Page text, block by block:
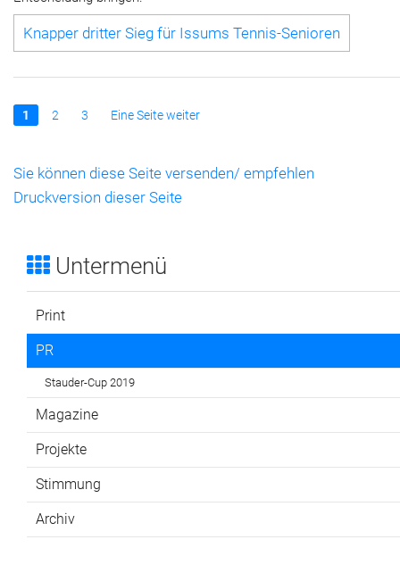
Knapper dritter Sieg für Issums Tennis-Senioren
1 2 3 Eine Seite weiter
Sie können diese Seite versenden/ empfehlen
Druckversion dieser Seite
Untermenü
Print
PR
Stauder-Cup 2019
Magazine
Projekte
Stimmung
Archiv